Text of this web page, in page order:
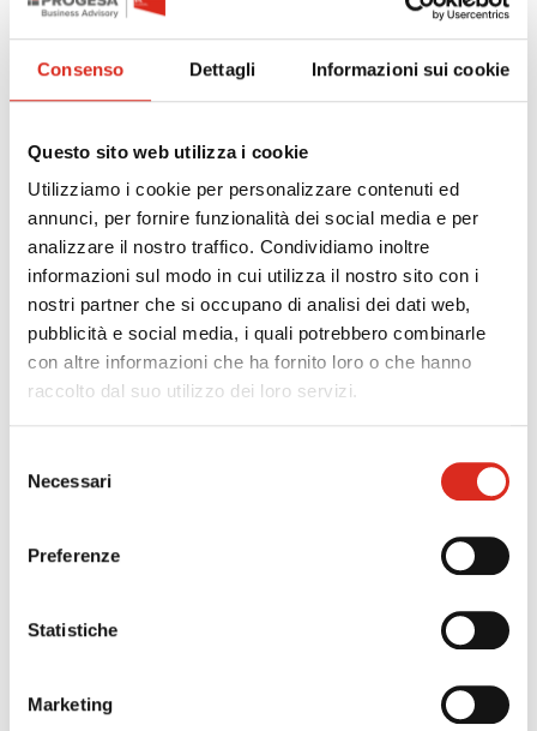
Consenso Dettagli Informazioni sui cookie
Questo sito web utilizza i cookie
Utilizziamo i cookie per personalizzare contenuti ed
annunci, per fornire funzionalità dei social media e per
analizzare il nostro traffico. Condividiamo inoltre
informazioni sul modo in cui utilizza il nostro sito con i
nostri partner che si occupano di analisi dei dati web,
pubblicità e social media, i quali potrebbero combinarle
con altre informazioni che ha fornito loro o che hanno
raccolto dal suo utilizzo dei loro servizi.
delNecessari
Preferenze
Statistiche
Marketing
un nuovo Gruppo IV dedicato alle infrastrutture
digitali: calcolo HPC/GPU per AI, edge computing
industriale, reti 5G private, Wi-Fi 6/7 industriale,
infrastrutture TSN, cybersecurity OT/IT conforme IEC
62443.
Modifiche all’allegato V (beni immateriali):
sistemi EMS per gestione energetica di sito ,
microgrid e integrazione FER/accumuli (lettera cc)
Intelligenza artificiale avanzata (lettera dd): AI
generativa e Large Language Models per
documentazione e codice; Agentic AI con capacità
decisionale autonoma; piattaforme MLOps per il
ciclo di vita dei modelli; algoritmi di manutenzione
Sostenibilità e transizione ecologica (lettera ee):
software per Carbon Footprint e LCA; piattaforme
PLM, ERP e MES in vista del regolamento ESPR;
Interoperabilità e gestione dati (lettera ff):
piattaforme per data spaces conformi ai modelli
europei IDS-RAM; software per convergenza IT-OT;
inserimento delle piattaforme low-code e no-code